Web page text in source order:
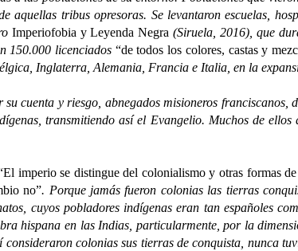
aquellas tribus opresoras. Se levantaron escuelas,
Imperiofobia y Leyenda Negra (Siruela, 2016), que
150.000 licenciados “de todos los colores, castas y
Inglaterra, Alemania, Francia e Italia, en la
y riesgo, abnegados misioneros franciscanos,
transmitiendo así el Evangelio. Muchos de
imperio se distingue del colonialismo y otras formas
no”. Porque jamás fueron colonias las tierras
cuyos pobladores indígenas eran tan españoles
hispana en las Indias, particularmente, por la
consideraron colonias sus tierras de conquista, nunca